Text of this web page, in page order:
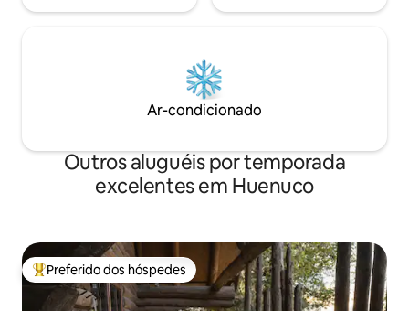
Ar-condicionado
Outros aluguéis por temporada
excelentes em Huenuco
Entre os melhores preferidos dos hóspedes
Preferido dos hóspedes